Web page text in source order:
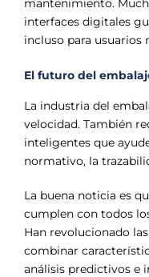
mantenimiento.
interfaces digitales
incluso para usuarios
El futuro del
La industria del
velocidad. También
inteligentes que
normativo, la
La buena noticia es
cumplen con todos
Han revolucionado
combinar
análisis predictivos e